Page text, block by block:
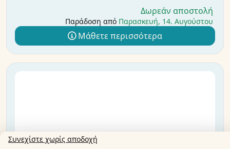
Δωρεάν αποστολή
Παράδοση από Παρασκευή, 14. Αυγούστου
Μάθετε περισσότερα
Συνεχίστε χωρίς αποδοχή